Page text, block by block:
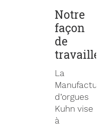
Notre
façon
de
travailler
La
Manufacture
d’orgues
Kuhn vise
à